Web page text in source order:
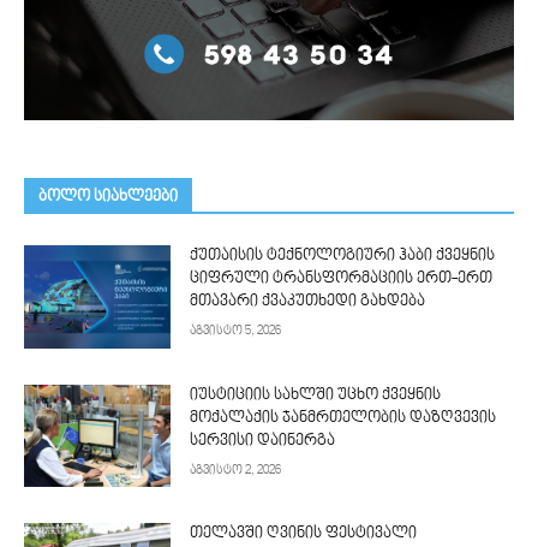
ᲑᲝᲚᲝ ᲡᲘᲐᲮᲚᲔᲔᲑᲘ
ქუთაისის ტექნოლოგიური ჰაბი ქვეყნის
ციფრული ტრანსფორმაციის ერთ-ერთ
მთავარი ქვაკუთხედი გახდება
აგვისტო 5, 2026
იუსტიციის სახლში უცხო ქვეყნის
მოქალაქის ჯანმრთელობის დაზღვევის
სერვისი დაინერგა
აგვისტო 2, 2026
თელავში ღვინის ფესტივალი